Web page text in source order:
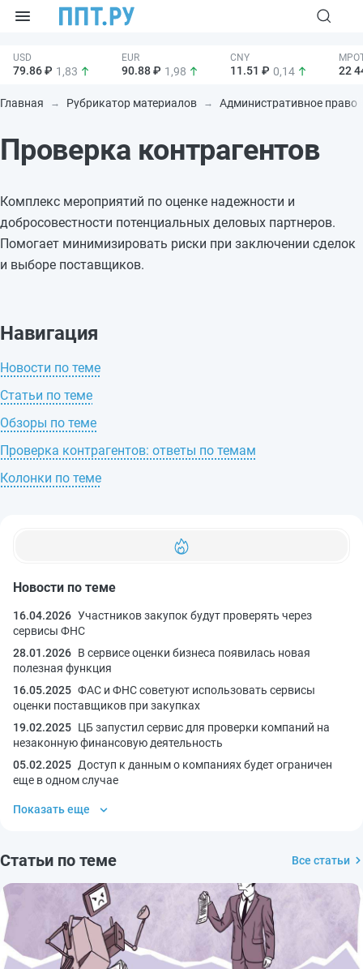
79.86 ₽ 1,83 90.88 ₽ 1,98 11.51 ₽ 0,14 22
Главная Рубрикатор материалов Административное право
Проверка контрагентов
Комплекс мероприятий по оценке надежности и
добросовестности потенциальных деловых партнеров.
Помогает минимизировать риски при заключении сделок
и выборе поставщиков.
Новости по теме
16.04.2026 Участников закупок будут проверять через
сервисы ФНС
28.01.2026 В сервисе оценки бизнеса появилась новая
полезная функция
16.05.2025 ФАС и ФНС советуют использовать сервисы
оценки поставщиков при закупках
19.02.2025 ЦБ запустил сервис для проверки компаний на
незаконную финансовую деятельность
05.02.2025 Доступ к данным о компаниях будет ограничен
еще в одном случае
Показать еще
Статьи по теме Все статьи
Навигация
Новости по теме
Статьи по теме
Обзоры по теме
Проверка контрагентов: ответы по темам
Колонки по теме